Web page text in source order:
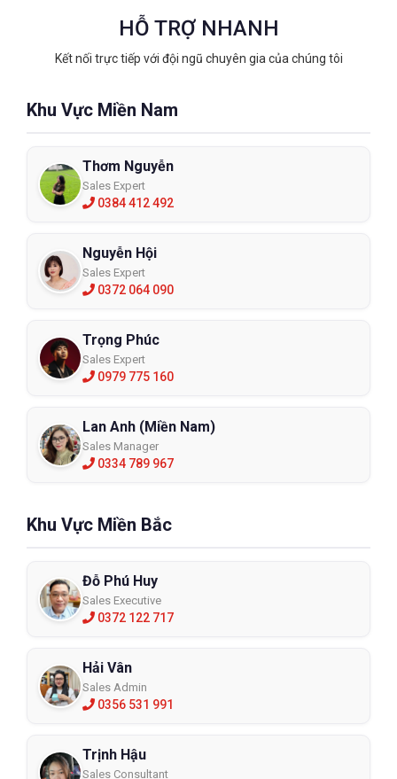
✔ Thiết kế gọn nhẹ, dễ sử dụng
✔ Phù hợp trang bị cho cá nhân và doanh nghiệp
các đơn vị cần trang bị mũ bảo hộ lao động đảm bảo an
toàn, độ bền cao và chi phí hợp lý.
BB-N013
XEM CHI TIẾT
HỖ TRỢ NHANH
Kết nối trực tiếp với đội ngũ chuyên gia của chúng tôi
Khu Vực Miền Nam
Thơm Nguyễn
Sales Expert
0384 412 492
Nguyễn Hội
Sales Expert
0372 064 090
Trọng Phúc
Sales Expert
0979 775 160
Lan Anh (Miền Nam)
Sales Manager
0334 789 967
Khu Vực Miền Bắc
Đỗ Phú Huy
Sales Executive
0372 122 717
Hải Vân
Sales Admin
0356 531 991
Trịnh Hậu
Sales Consultant